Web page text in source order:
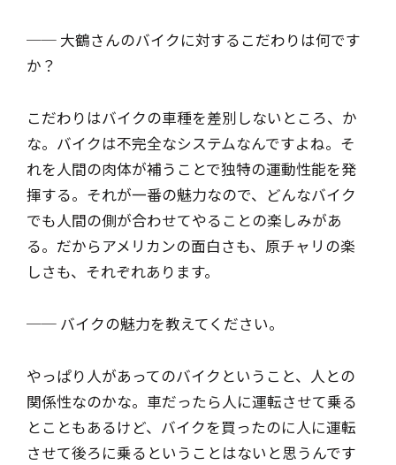
── 大鶴さんのバイクに対するこだわりは何です
か？
こだわりはバイクの車種を差別しないところ、か
な。バイクは不完全なシステムなんですよね。そ
れを人間の肉体が補うことで独特の運動性能を発
揮する。それが一番の魅力なので、どんなバイク
でも人間の側が合わせてやることの楽しみがあ
る。だからアメリカンの面白さも、原チャリの楽
しさも、それぞれあります。
── バイクの魅力を教えてください。
やっぱり人があってのバイクということ、人との
関係性なのかな。車だったら人に運転させて乗る
とこともあるけど、バイクを買ったのに人に運転
させて後ろに乗るということはないと思うんです